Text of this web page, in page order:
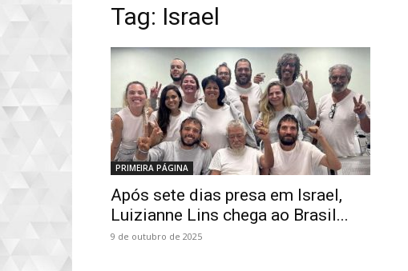
Tag: Israel
PRIMEIRA PÁGINA
Após sete dias presa em Israel,
Luizianne Lins chega ao Brasil...
9 de outubro de 2025